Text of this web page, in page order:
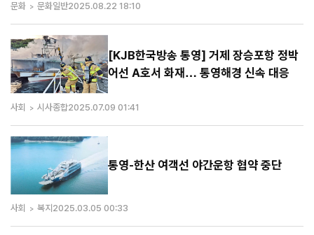
문화 문화일반2025.08.22 18:10
[KJB한국방송 통영] 거제 장승포항 정박
어선 A호서 화재… 통영해경 신속 대응
사회 시사종합2025.07.09 01:41
통영-한산 여객선 야간운항 협약 중단
사회 복지 2025.03.05 00:33